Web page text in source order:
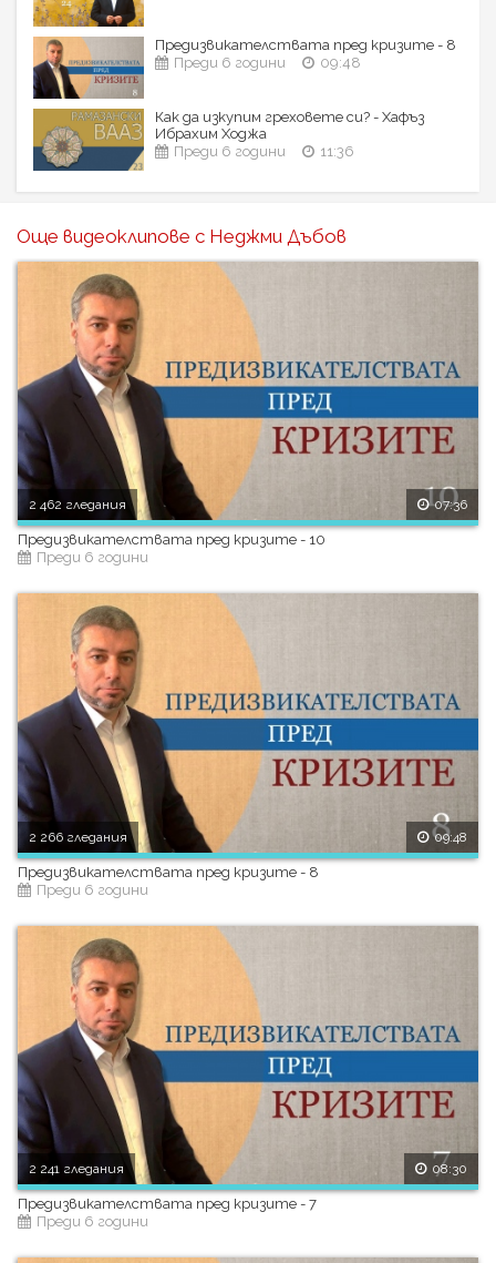
Предизвикателствата пред кризите - 8
Преди 6 години
09:48
Как да изкупим греховете си? - Хафъз
Ибрахим Ходжа
Преди 6 години
11:36
Още видеоклипове с Неджми Дъбов
2 462 гледания 07:36
Предизвикателствата пред кризите - 10
Преди 6 години
2 266 гледания 09:48
Предизвикателствата пред кризите - 8
Преди 6 години
2 241 гледания 08:30
Предизвикателствата пред кризите - 7
Преди 6 години